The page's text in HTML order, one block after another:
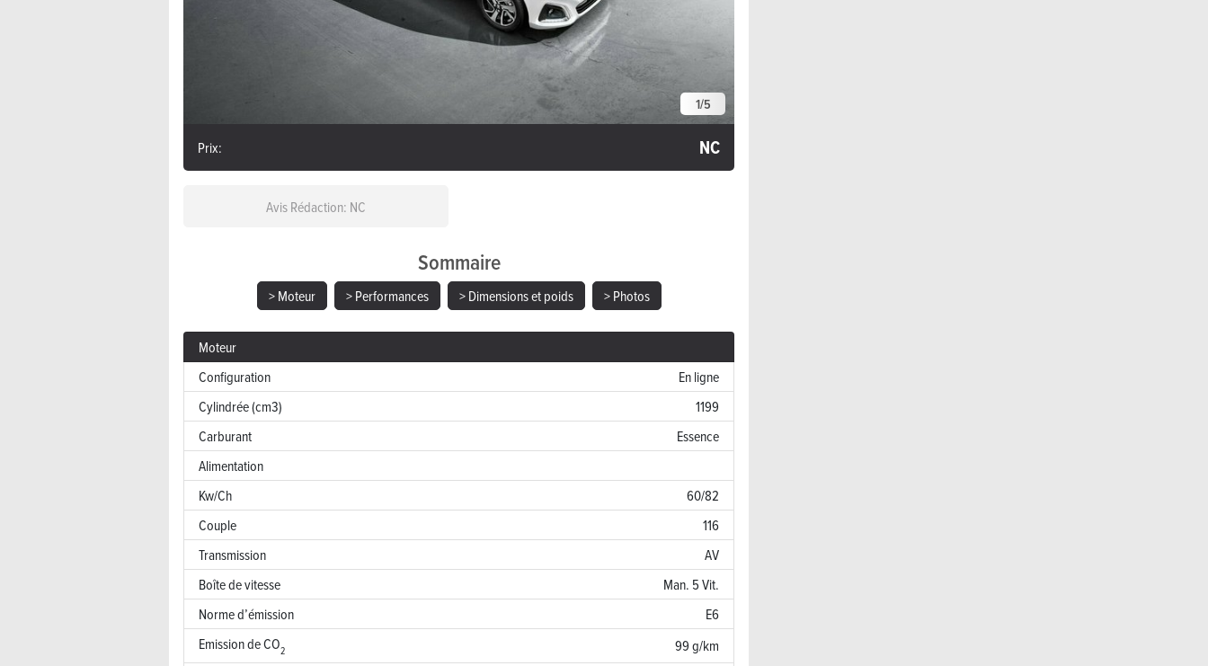
1/5
Prix: NC
Avis Rédaction: NC
Sommaire
> Moteur > Performances > Dimensions et poids > Photos
Moteur
Configuration
En ligne
Cylindrée (cm3)
1199
Carburant
Essence
Alimentation
Kw/Ch
60/82
Couple
116
Transmission
AV
Boîte de vitesse
Man. 5 Vit.
Norme d’émission
E6
Emission de CO2
99 g/km